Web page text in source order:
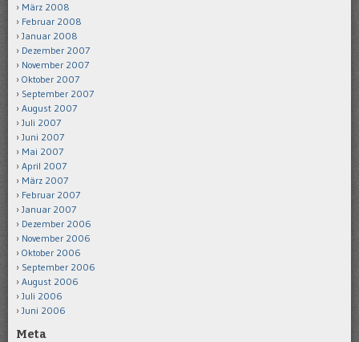
März 2008
Februar 2008
Januar 2008
Dezember 2007
November 2007
Oktober 2007
September 2007
August 2007
Juli 2007
Juni 2007
Mai 2007
April 2007
März 2007
Februar 2007
Januar 2007
Dezember 2006
November 2006
Oktober 2006
September 2006
August 2006
Juli 2006
Juni 2006
Meta